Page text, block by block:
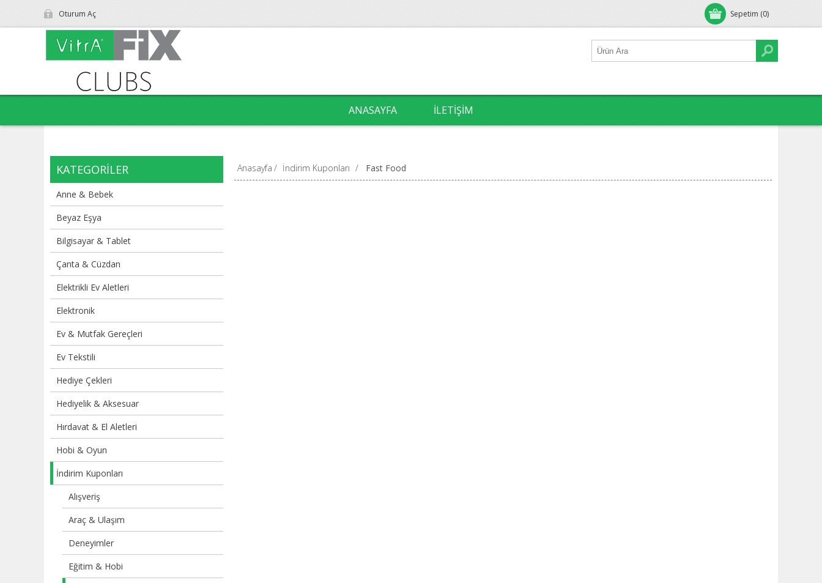
Sepetim (0)
Oturum Aç
ANASAYFA İLETIŞIM
KATEGORILER
Anne & Bebek
Beyaz Eşya
Bilgisayar & Tablet
Çanta & Cüzdan
Elektrikli Ev Aletleri
Elektronik
Ev & Mutfak Gereçleri
Ev Tekstili
Hediye Çekleri
Hediyelik & Aksesuar
Hırdavat & El Aletleri
Hobi & Oyun
İndirim Kuponları
Alışveriş
Araç & Ulaşım
Deneyimler
Eğitim & Hobi
Anasayfa / İndirim Kuponları / Fast Food